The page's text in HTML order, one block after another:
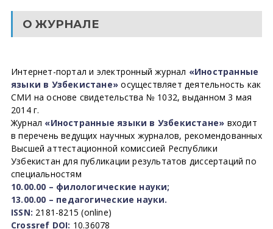
О ЖУРНАЛЕ
Интернет-портал и электронный журнал «Иностранные
языки в Узбекистане» осуществляет деятельность как
СМИ на основе свидетельства № 1032, выданном 3 мая
2014 г.
Журнал «Иностранные языки в Узбекистане» входит
в перечень ведущих научных журналов, рекомендованных
Высшей аттестационной комиссией Республики
Узбекистан для публикации результатов диссертаций по
специальностям
10.00.00 – филологические науки;
13.00.00 – педагогические науки.
ISSN: 2181-8215 (online)
Crossref DOI: 10.36078